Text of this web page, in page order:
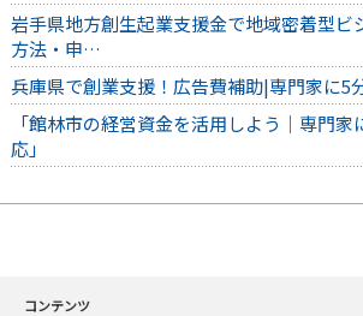
岩手県地方創生起業支援金で地域密着型ビ
方法・申…
兵庫県で創業支援！広告費補助|専門家に5
「館林市の経営資金を活用しよう｜専門
応」
コンテンツ